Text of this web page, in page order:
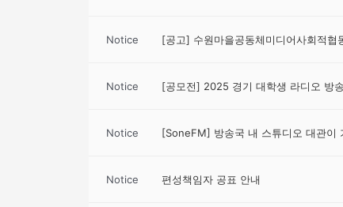
Notice [공고] 수원마을공동체미디어사회적
Notice [공모전] 2025 경기 대학생 라디오 방
Notice [SoneFM] 방송국 내 스튜디오 대관이
Notice 편성책임자 공표 안내